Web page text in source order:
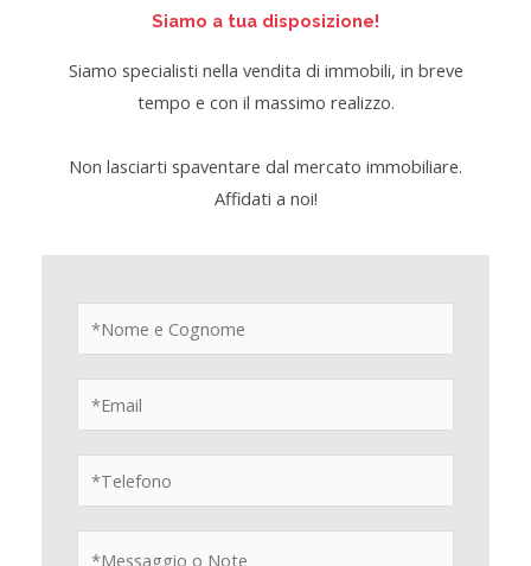
Siamo a tua disposizione!
Siamo specialisti nella vendita di immobili, in breve
tempo e con il massimo realizzo.
Non lasciarti spaventare dal mercato immobiliare.
Affidati a noi!